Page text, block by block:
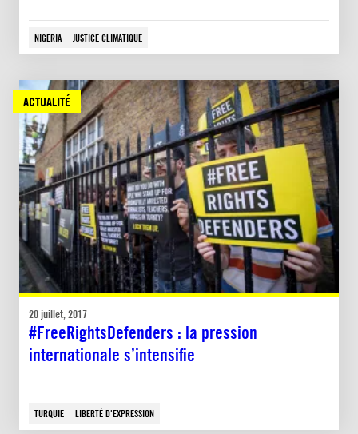
NIGERIA JUSTICE CLIMATIQUE
ACTUALITÉ
20 juillet, 2017
#FreeRightsDefenders : la pression
internationale s’intensifie
TURQUIE LIBERTÉ D'EXPRESSION